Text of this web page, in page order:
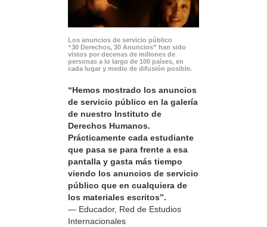
Los anuncios de servicio público
“30 Derechos, 30 Anuncios” han sido
vistos por decenas de millones de
personas a lo largo de 100 países, en
cada lugar y medio de difusión posible.
“Hemos mostrado los anuncios
de servicio público en la galería
de nuestro Instituto de
Derechos Humanos.
Prácticamente cada estudiante
que pasa se para frente a esa
pantalla y gasta más tiempo
viendo los anuncios de servicio
público que en cualquiera de
los materiales escritos”.
— Educador, Red de Estudios
Internacionales